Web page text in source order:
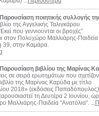
ποιητικής συλλογής
της Αγγελικής Ταλιγκάρου
που γεννιούνται οι βροχές”
στον Πολυχώρο Μαλλιάρης-Παιδεία
39, στην Καμάρα.
βιβλίου της Μαρίνας
σε σειρά ερωτημάτων που
της Μαρίνας Καρύδα με τίτλο
2018» (εκδόσεις
τη Δευτέρα 2 Ιουνίου,
Μαλλιάρης-Παιδεία “Ανατόλια”. ...